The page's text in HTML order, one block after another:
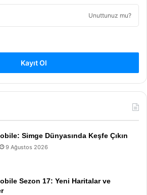
Unuttunuz mu?
Kayıt Ol
Simge Dünyasında Keşfe Çıkın
9 Ağustos 2026
Sezon 17: Yeni Haritalar ve